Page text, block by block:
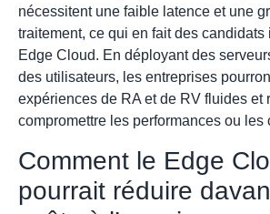
nécessitent une faible latence et une
traitement, ce qui en fait des candidats
Edge Cloud. En déployant des
des utilisateurs, les entreprises
expériences de RA et de RV fluides et
compromettre les performances ou les
Comment le Edge
pourrait réduire